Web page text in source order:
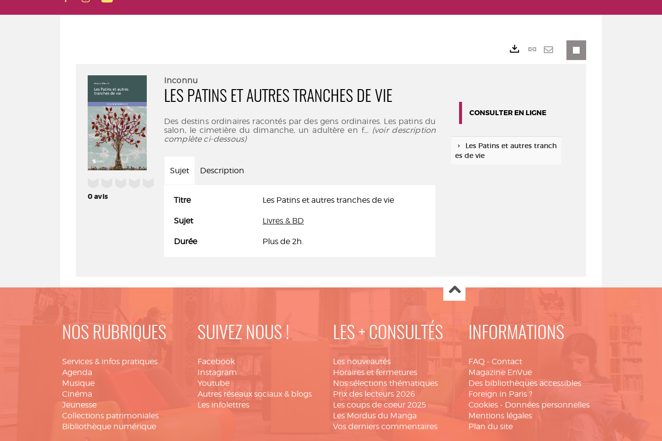
0avis
Inconnu
LES PATINS ET AUTRES TRANCHES DE VIE
Des destins ordinaires racontés par des gens ordinaires. Les patins du
salon, le cimetière du dimanche, un adultère en f... (voir description
complète ci-dessous)
Sujet Description
Titre Les Patins et autres tranches de vie
Sujet Livres & BD
Durée Plus de 2h.
Lien
CONSULTER EN LIGNE
Les Patins et autres tranch
es de vie
NOS RUBRIQUES
Services & infos pratiques
Agenda
Musique
Cinéma
Jeunesse
Collections patrimoniales
Bibliothèque numérique
SUIVEZ NOUS !
Facebook
Instagram
Youtube
Autres réseaux sociaux & blogs
Les infolettres
LES + CONSULTÉS
Les nouveautés
Horaires et fermetures
Nos sélections thématiques
Prix des lecteurs 2026
Les coups de coeur 2025
Les Mordus du Manga
Vos derniers commentaires
INFORMATIONS
FAQ - Contact
Magazine EnVue
Des bibliothèques accessibles
Foreign in Paris ?
Cookies - Données personnelles
Mentions légales
Plan du site